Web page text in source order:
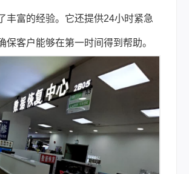
丰富的经验。它还提供24小时紧急
保客户能够在第一时间得到帮助。